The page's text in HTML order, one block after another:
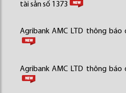
tài sản số 1373
Agribank AMC LTD thông báo
Agribank AMC LTD thông báo